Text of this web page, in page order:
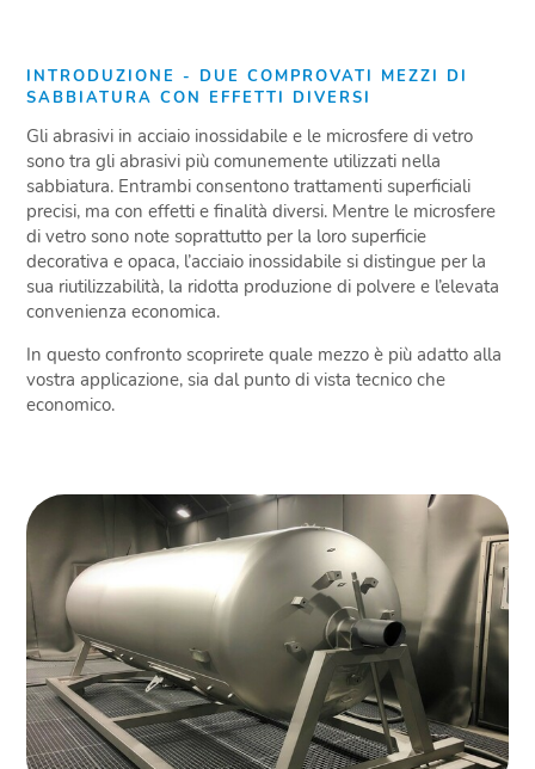
INTRODUZIONE - DUE COMPROVATI MEZZI DI
SABBIATURA CON EFFETTI DIVERSI
Gli abrasivi in acciaio inossidabile e le microsfere di vetro
sono tra gli abrasivi più comunemente utilizzati nella
sabbiatura. Entrambi consentono trattamenti superficiali
precisi, ma con effetti e finalità diversi. Mentre le microsfere
di vetro sono note soprattutto per la loro superficie
decorativa e opaca, l’acciaio inossidabile si distingue per la
sua riutilizzabilità, la ridotta produzione di polvere e l’elevata
convenienza economica.
In questo confronto scoprirete quale mezzo è più adatto alla
vostra applicazione, sia dal punto di vista tecnico che
economico.